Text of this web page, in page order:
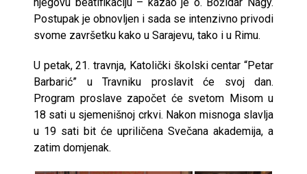
njegovu beatifikaciju – kazao je o. Božidar Nagy.
Postupak je obnovljen i sada se intenzivno privodi
svome završetku kako u Sarajevu, tako i u Rimu.
U petak, 21. travnja, Katolički školski centar “Petar
Barbarić” u Travniku proslavit će svoj dan.
Program proslave započet će svetom Misom u
18 sati u sjemenišnoj crkvi. Nakon misnoga slavlja
u 19 sati bit će upriličena Svečana akademija, a
zatim domjenak.